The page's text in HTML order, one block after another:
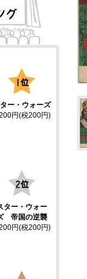
ー・ウォーズ
円(税200円)
ター・ウォー
帝国の逆襲
円(税200円)